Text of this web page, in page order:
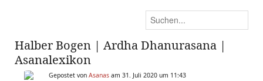
Halber Bogen | Ardha Dhanurasana |
Asanalexikon
Gepostet von Asanas am 31. Juli 2020 um 11:43